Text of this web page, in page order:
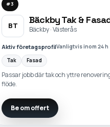
#3
BT
Bäckby Tak &
Bäckby · Västerås
Aktiv företagsprofilVanligtvis inom 24 h
Tak
Fasad
Passar jobb där tak och yttre
flöde.
Be om offert